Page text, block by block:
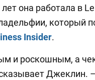
она работала в
который
Insider.
и роскошным, а
Джеклин. –